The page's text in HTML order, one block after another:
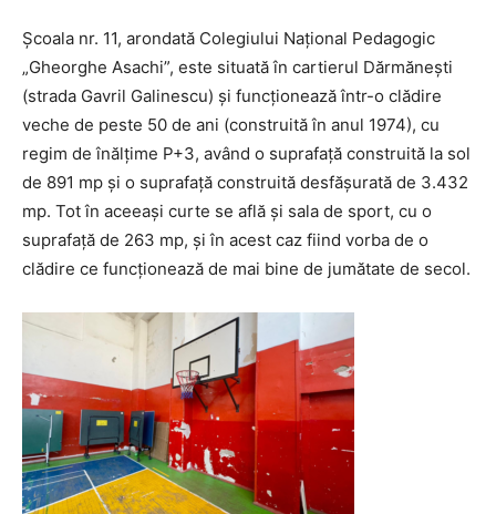
Școala nr. 11, arondată Colegiului Național Pedagogic
„Gheorghe Asachi”, este situată în cartierul Dărmănești
(strada Gavril Galinescu) și funcționează într-o clădire
veche de peste 50 de ani (construită în anul 1974), cu
regim de înălțime P+3, având o suprafață construită la sol
de 891 mp și o suprafață construită desfășurată de 3.432
mp. Tot în aceeași curte se află și sala de sport, cu o
suprafață de 263 mp, și în acest caz fiind vorba de o
clădire ce funcționează de mai bine de jumătate de secol.